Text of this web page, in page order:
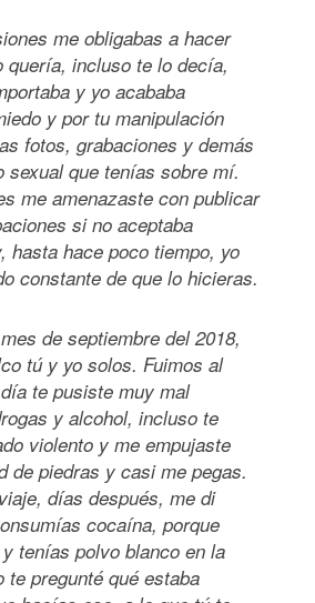
me obligabas a hacer
quería, incluso te lo decía,
y yo acababa
y por tu manipulación
fotos, grabaciones y demás
sexual que tenías sobre mí.
me amenazaste con publicar
si no aceptaba
hasta hace poco tiempo, yo
constante de que lo hicieras.
de septiembre del 2018,
tú y yo solos. Fuimos al
te pusiste muy mal
y alcohol, incluso te
violento y me empujaste
de piedras y casi me pegas.
días después, me di
cocaína, porque
tenías polvo blanco en la
te pregunté qué estaba